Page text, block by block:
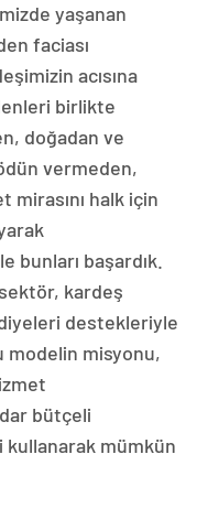
yaşanan
faciası
acısına
birlikte
doğadan ve
vermeden,
mirasını halk için
başardık.
kardeş
destekleriyle
modelin misyonu,
bütçeli
kullanarak mümkün